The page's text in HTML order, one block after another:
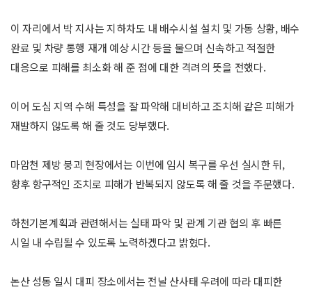
이 자리에서 박 지사는 지하차도 내 배수시설 설치 및 가동 상황, 배수
완료 및 차량 통행 재개 예상 시간 등을 물으며 신속하고 적절한
대응으로 피해를 최소화 해 준 점에 대한 격려의 뜻을 전했다.
이어 도심 지역 수해 특성을 잘 파악해 대비하고 조치해 같은 피해가
재발하지 않도록 해 줄 것도 당부했다.
마암천 제방 붕괴 현장에서는 이번에 임시 복구를 우선 실시한 뒤,
향후 항구적인 조치로 피해가 반복되지 않도록 해 줄 것을 주문했다.
하천기본계획과 관련해서는 실태 파악 및 관계 기관 협의 후 빠른
시일 내 수립될 수 있도록 노력하겠다고 밝혔다.
논산 성동 일시 대피 장소에서는 전날 산사태 우려에 따라 대피한